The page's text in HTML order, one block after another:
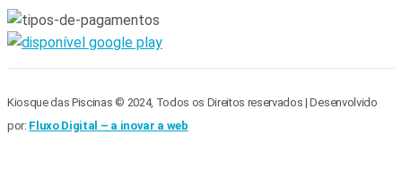
Kiosque das Piscinas © 2024, Todos os Direitos reservados | Desenvolvido
por: Fluxo Digital – a inovar a web